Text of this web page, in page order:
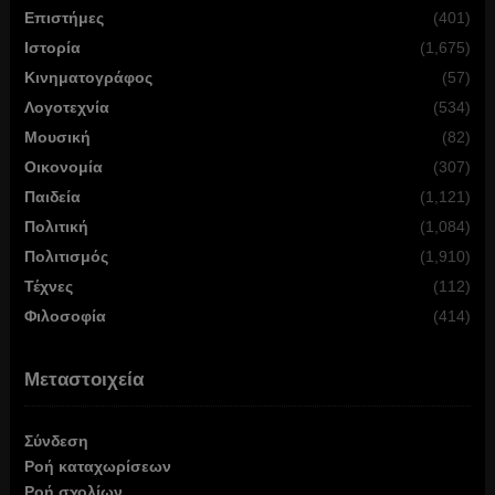
Επιστήμες
(401)
Ιστορία
(1,675)
Κινηματογράφος
(57)
Λογοτεχνία
(534)
Μουσική
(82)
Οικονομία
(307)
Παιδεία
(1,121)
Πολιτική
(1,084)
Πολιτισμός
(1,910)
Τέχνες
(112)
Φιλοσοφία
(414)
Μεταστοιχεία
Σύνδεση
Ροή καταχωρίσεων